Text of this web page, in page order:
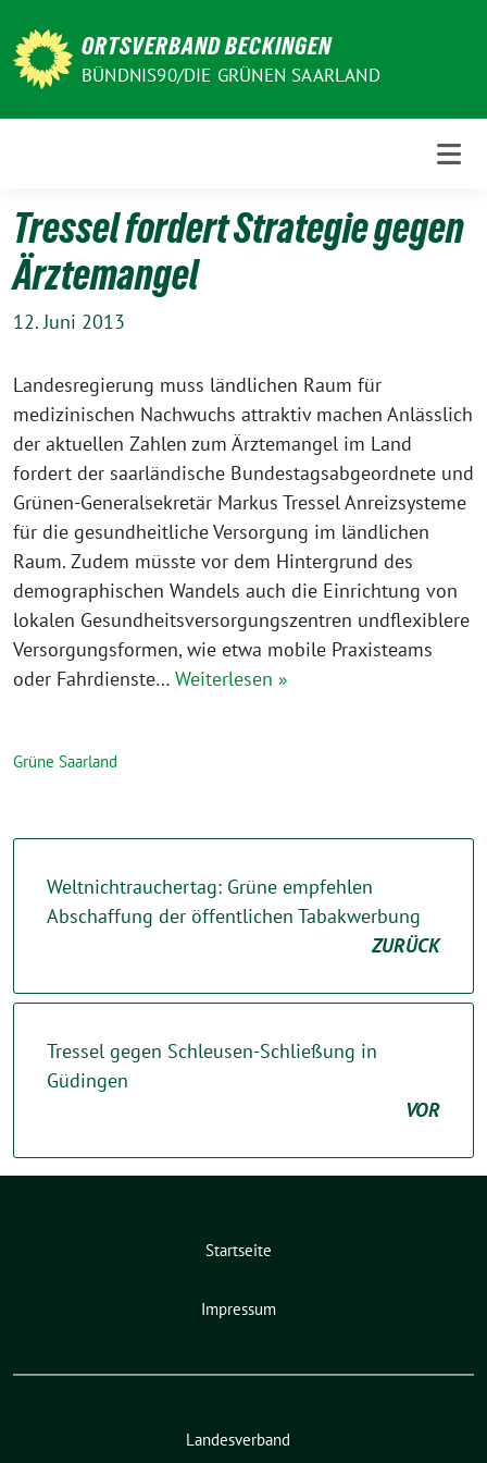
zum
Inhalt
ORTSVERBAND BECKINGEN
BÜNDNIS90/DIE GRÜNEN SAARLAND
Tressel fordert Strategie gegen
Ärztemangel
12. Juni 2013
Landesregierung muss ländlichen Raum für
medizinischen Nachwuchs attraktiv machen Anlässlich
der aktuellen Zahlen zum Ärztemangel im Land
fordert der saarländische Bundestagsabgeordnete und
Grünen-Generalsekretär Markus Tressel Anreizsysteme
für die gesundheitliche Versorgung im ländlichen
Raum. Zudem müsste vor dem Hintergrund des
demographischen Wandels auch die Einrichtung von
lokalen Gesundheitsversorgungszentren undflexiblere
Versorgungsformen, wie etwa mobile Praxisteams
oder Fahrdienste… Weiterlesen »
Grüne Saarland
Weltnichtrauchertag: Grüne empfehlen
Abschaffung der öffentlichen Tabakwerbung
ZURÜCK
Tressel gegen Schleusen-Schließung in
Güdingen
VOR
Startseite
Impressum
Landesverband